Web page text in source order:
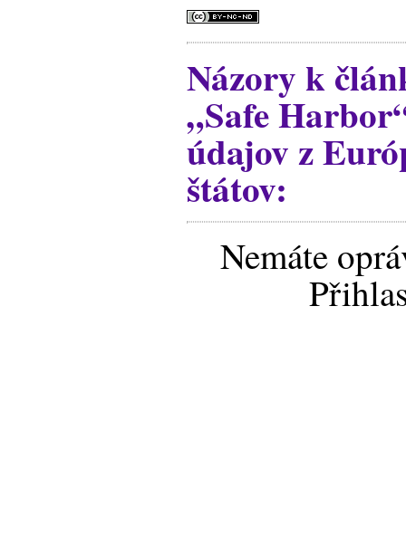
Názory k
„Safe
údajov z
štátov:
Nemáte